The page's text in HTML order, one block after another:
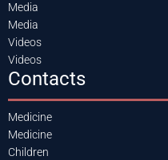
Media
Media
Videos
Videos
Contacts
Medicine
Medicine
Children